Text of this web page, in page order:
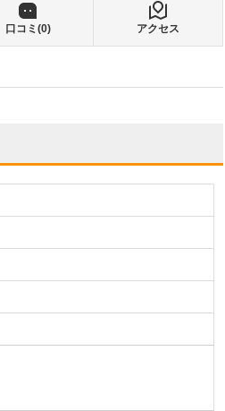
口コミ(0) アクセス